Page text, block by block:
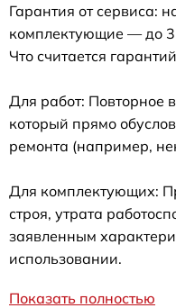
Гарантия от сервиса:
комплектующие — до 3
Что считается
Для работ: Повторное
который прямо
ремонта (например,
Для комплектующих:
строя, утрата
заявленным
использовании.
Показать полностью